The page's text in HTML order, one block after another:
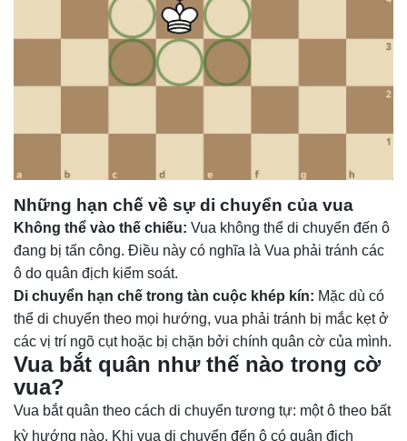
Những hạn chế về sự di chuyển của vua
Không thể vào thế chiếu: Vua không thể di chuyển đến ô
đang bị tấn công. Điều này có nghĩa là Vua phải tránh các
ô do quân địch kiểm soát.
Di chuyển hạn chế trong tàn cuộc khép kín: Mặc dù có
thể di chuyển theo mọi hướng, vua phải tránh bị mắc kẹt ở
các vị trí ngõ cụt hoặc bị chặn bởi chính quân cờ của mình.
Vua bắt quân như thế nào trong cờ
vua?
Vua bắt quân theo cách di chuyển tương tự: một ô theo bất
kỳ hướng nào. Khi vua di chuyển đến ô có quân địch